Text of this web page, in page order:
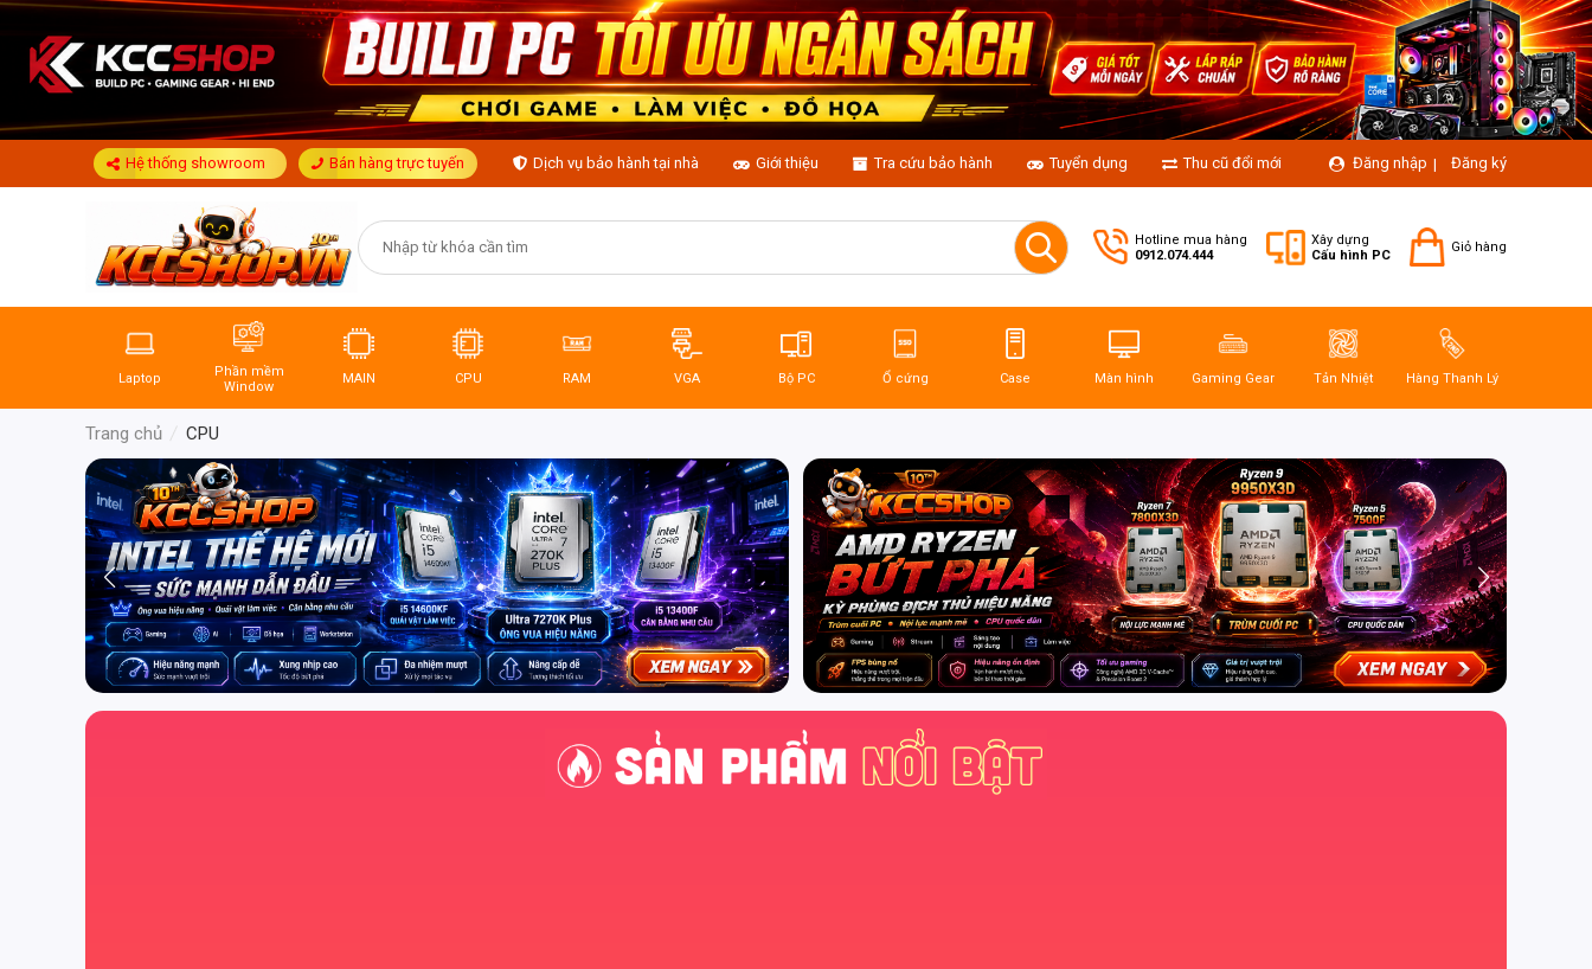
Hệ thống showroom Bán hàng trực tuyến Dịch vụ bảo hành tại nhà Giới thiệu Tra cứu bảo hành Tuyển dụng Thu cũ đổi mới Đăng nhập | Đăng ký
Hotline mua hàng
0912.074.444
Xây dựng
Cấu hình PC
Giỏ hàng
Laptop
Phần mềm
Window
MAIN CPU RAM VGA Bộ PC Ổ cứng Case Màn hình Gaming Gear Tản Nhiệt Hàng Thanh Lý
Trang chủ CPU